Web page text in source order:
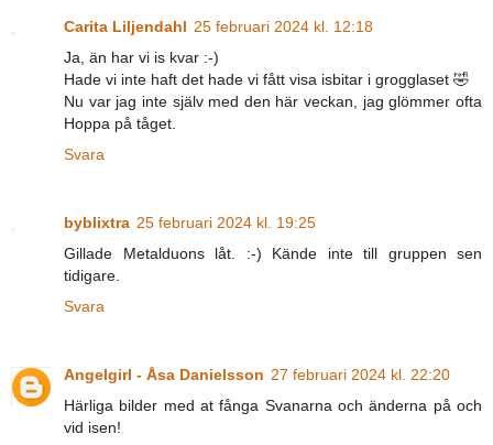
Carita Liljendahl 25 februari 2024 kl. 12:18
Ja, än har vi is kvar :-)
Hade vi inte haft det hade vi fått visa isbitar i grogglaset 🤣
Nu var jag inte själv med den här veckan, jag glömmer ofta
Hoppa på tåget.
Svara
byblixtra 25 februari 2024 kl. 19:25
Gillade Metalduons låt. :-) Kände inte till gruppen sen
tidigare.
Svara
Angelgirl - Åsa Danielsson 27 februari 2024 kl. 22:20
Härliga bilder med at fånga Svanarna och änderna på och
vid isen!